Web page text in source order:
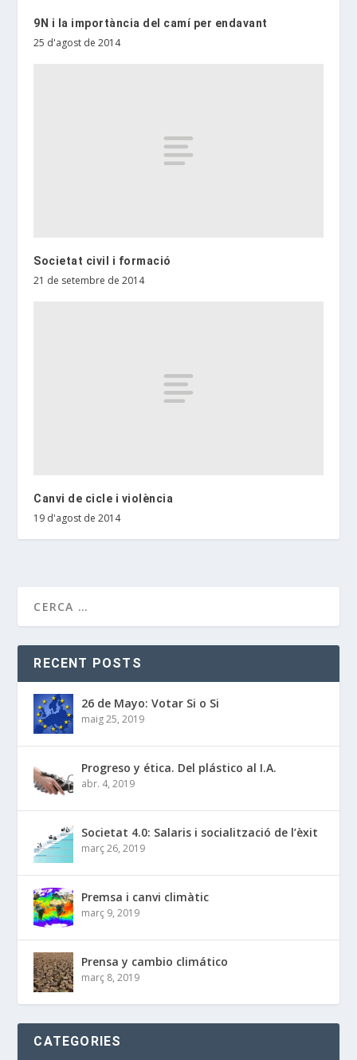
9N i la importància del camí per endavant
25 d'agost de 2014
Societat civil i formació
21 de setembre de 2014
Canvi de cicle i violència
19 d'agost de 2014
RECENT POSTS
26 de Mayo: Votar Si o Si
maig 25, 2019
Progreso y ética. Del plástico al I.A.
abr. 4, 2019
Societat 4.0: Salaris i socialització de l’èxit
març 26, 2019
Premsa i canvi climàtic
març 9, 2019
Prensa y cambio climático
març 8, 2019
CATEGORIES